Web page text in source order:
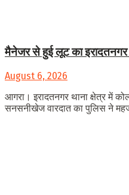
मैनेजर से हुई लूट का
August 6, 2026
आगरा। इरादतनगर थाना क्षेत्र में
सनसनीखेज वारदात का पुलिस ने